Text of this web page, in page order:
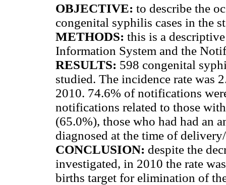
OBJECTIVE: to describe the
congenital syphilis cases in the
METHODS: this is a
Information System and the
RESULTS: 598 congenital
studied. The incidence rate was
2010. 74.6% of notifications
notifications related to those
(65.0%), those who had had an
diagnosed at the time of
CONCLUSION: despite the
investigated, in 2010 the rate
births target for elimination of